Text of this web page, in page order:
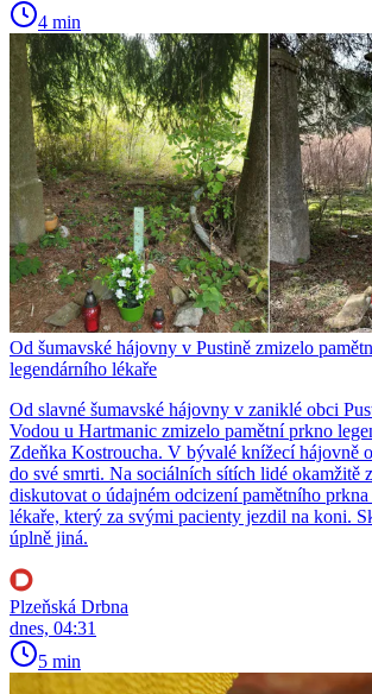
4 min
Od šumavské hájovny v Pustině zmizelo
legendárního lékaře
Od slavné šumavské hájovny v zaniklé obci
Vodou u Hartmanic zmizelo pamětní prkno
Zdeňka Kostroucha. V bývalé knížecí hájovně
do své smrti. Na sociálních sítích lidé okamžitě
diskutovat o údajném odcizení pamětního
lékaře, který za svými pacienty jezdil na koni.
úplně jiná.
Plzeňská Drbna
dnes, 04:31
5 min